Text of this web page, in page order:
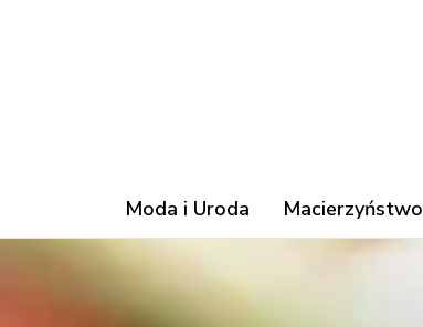
Moda i Uroda Macierzyństwo